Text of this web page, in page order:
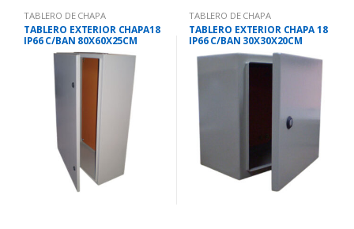
TABLERO DE CHAPA
TABLERO EXTERIOR CHAPA18
IP66 C/BAN 80X60X25CM
BRCE8060-25
TABLERO DE CHAPA
TABLERO EXTERIOR CHAPA 18
IP66 C/BAN 30X30X20CM
BRCE3030-20